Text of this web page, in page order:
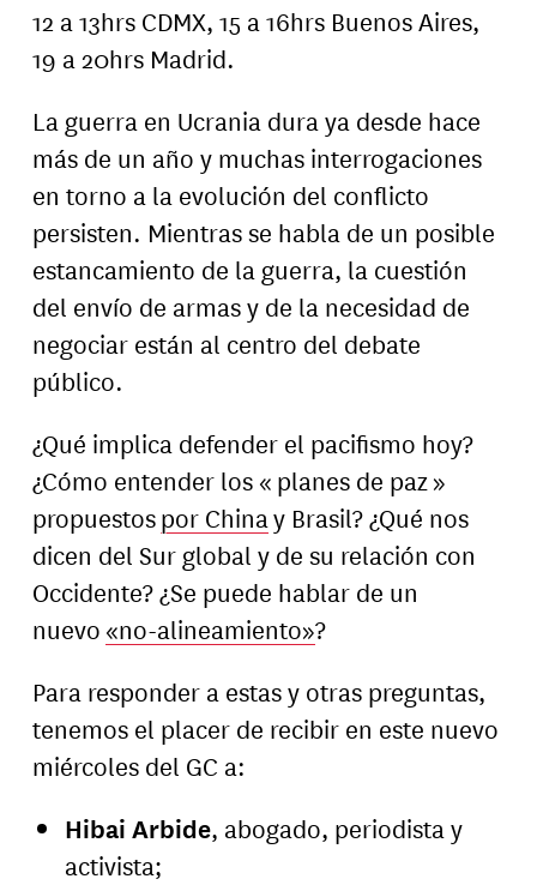
12 a 13hrs CDMX, 15 a 16hrs Buenos Aires,
19 a 20hrs Madrid.
La guerra en Ucrania dura ya desde hace
más de un año y muchas interrogaciones
en torno a la evolución del conflicto
persisten. Mientras se habla de un posible
estancamiento de la guerra, la cuestión
del envío de armas y de la necesidad de
negociar están al centro del debate
público.
¿Qué implica defender el pacifismo hoy?
¿Cómo entender los « planes de paz »
propuestospor Chinay Brasil? ¿Qué nos
dicen del Sur global y de su relación con
Occidente? ¿Se puede hablar de un
nuevo «no-alineamiento»?
Para responder a estas y otras preguntas,
tenemos el placer de recibir en este nuevo
miércoles del GC a:
Hibai Arbide, abogado, periodista y
activista;